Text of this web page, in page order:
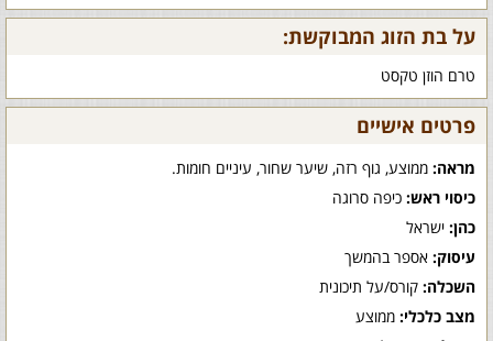
על בת הזוג המבוקשת:
טרם הוזן טקסט
פרטים אישיים
מראה: ממוצע, גוף רזה, שיער שחור, עיניים חומות.
כיסוי ראש: כיפה סרוגה
כהן: ישראל
עיסוק: אספר בהמשך
השכלה: קורס/על תיכונית
מצב כלכלי: ממוצע